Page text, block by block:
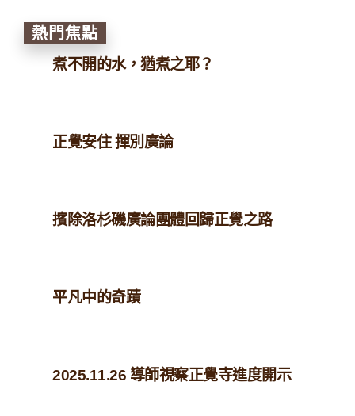
熱門焦點
煮不開的水，猶煮之耶？
正覺安住 揮別廣論
擯除洛杉磯廣論團體回歸正覺之路
平凡中的奇蹟
2025.11.26 導師視察正覺寺進度開示